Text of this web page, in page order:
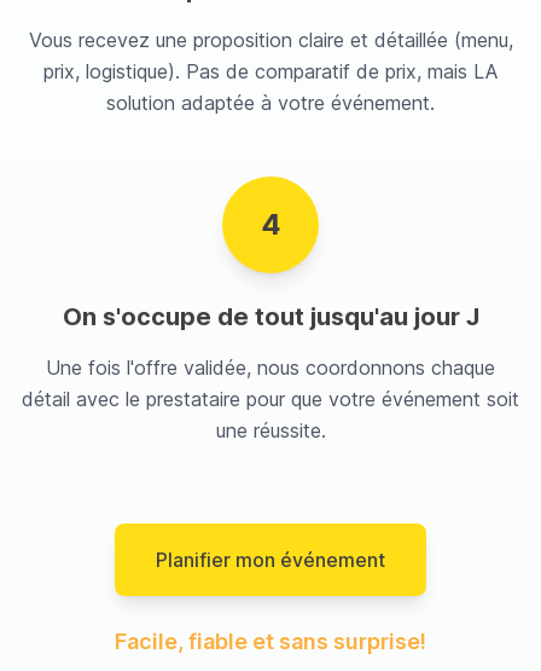
Vous recevez une proposition claire et détaillée (menu,
prix, logistique). Pas de comparatif de prix, mais LA
solution adaptée à votre événement.
4
On s'occupe de tout jusqu'au jour J
Une fois l'offre validée, nous coordonnons chaque
détail avec le prestataire pour que votre événement soit
une réussite.
Planifier mon événement
Facile, fiable et sans surprise!